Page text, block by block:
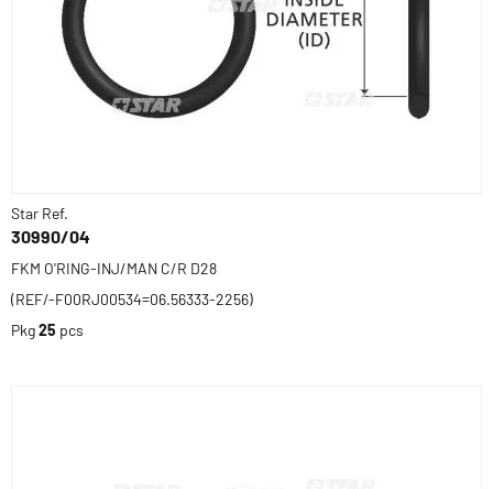
Star Ref.
30990/04
FKM O'RING-INJ/MAN C/R D28
(REF/-F00RJ00534=06.56333-2256)
Pkg25 pcs